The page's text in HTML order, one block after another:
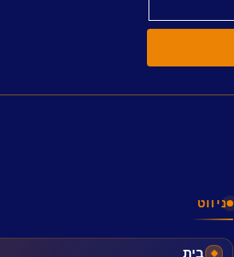
ניווט
בית